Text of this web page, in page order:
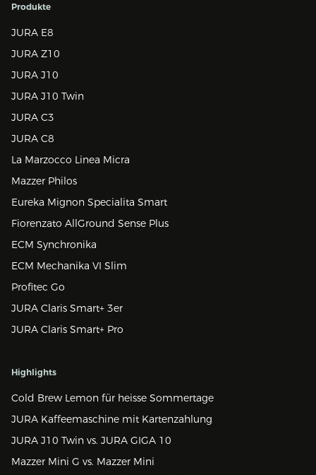
Produkte
JURA E8
JURA Z10
JURA J10
JURA J10 Twin
JURA C3
JURA C8
La Marzocco Linea Micra
Mazzer Philos
Eureka Mignon Specialita Smart
Fiorenzato AllGround Sense Plus
ECM Synchronika
ECM Mechanika VI Slim
Profitec Go
JURA Claris Smart+ 3er
JURA Claris Smart+ Pro
Highlights
Cold Brew Lemon für heisse Sommertage
JURA Kaffeemaschine mit Kartenzahlung
JURA J10 Twin vs. JURA GIGA 10
Mazzer Mini G vs. Mazzer Mini